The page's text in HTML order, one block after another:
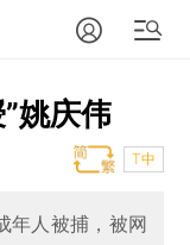
姚庆伟
T中
年人被捕，被网